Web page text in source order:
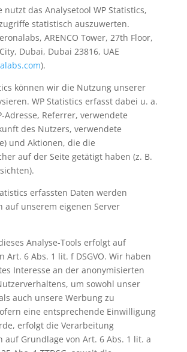
nutzt das Analysetool WP Statistics,
statistisch auszuwerten.
ARENCO Tower, 27th Floor,
Dubai, Dubai 23816, UAE
).
können wir die Nutzung unserer
WP Statistics erfasst dabei u. a.
Adresse, Referrer, verwendete
des Nutzers, verwendete
und Aktionen, die die
auf der Seite getätigt haben (z. B.
erfassten Daten werden
auf unserem eigenen Server
Analyse-Tools erfolgt auf
Art. 6 Abs. 1 lit. f DSGVO. Wir haben
Interesse an der anonymisierten
um sowohl unser
auch unsere Werbung zu
eine entsprechende Einwilligung
erfolgt die Verarbeitung
auf Grundlage von Art. 6 Abs. 1 lit. a